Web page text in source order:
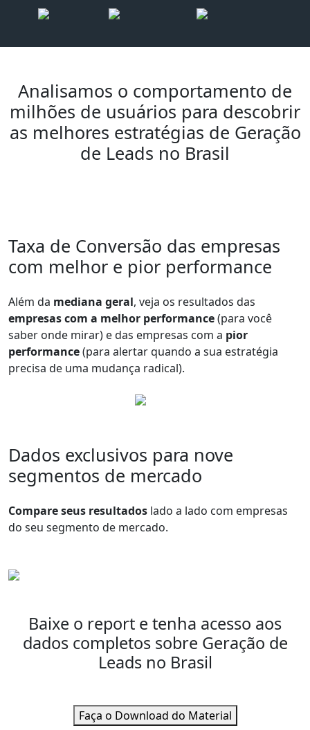
Analisamos o comportamento de
milhões de usuários para descobrir
as melhores estratégias de Geração
de Leads no Brasil
Taxa de Conversão das empresas
com melhor e pior performance
Além da mediana geral, veja os resultados das
empresas com a melhor performance(para você
saber onde mirar) e das empresas com a pior
performance(para alertar quando a sua estratégia
precisa de uma mudança radical).
Dados exclusivos para nove
segmentos de mercado
Compare seus resultados lado a lado com empresas
do seu segmento de mercado.
Baixe o report e tenha acesso aos
dados completos sobre Geração de
Leads no Brasil
Faça o Download do Material